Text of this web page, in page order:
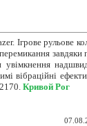
Ігрове рульове
увімкнення
вібраційні
Кривой Рог